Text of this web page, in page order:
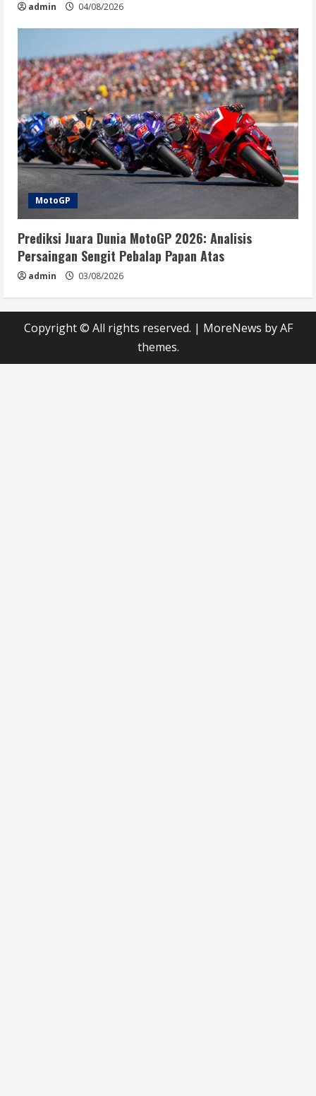
admin 04/08/2026
MotoGP
Prediksi Juara Dunia MotoGP 2026: Analisis
Persaingan Sengit Pebalap Papan Atas
admin 03/08/2026
Copyright © All rights reserved. | MoreNews by AF
themes.